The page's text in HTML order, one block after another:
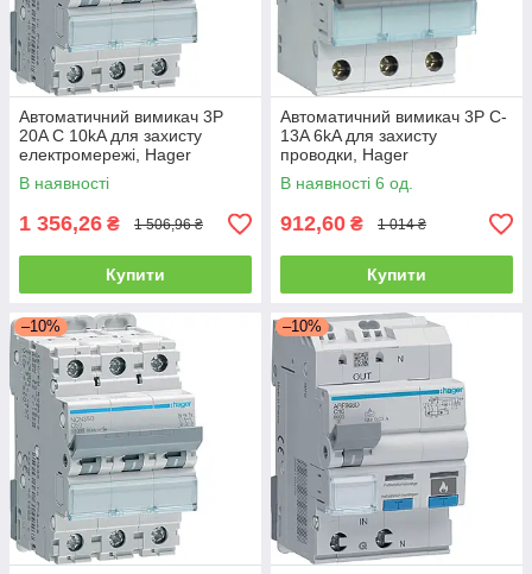
Автоматичний вимикач 3P
20A C 10kA для захисту
електромережі, Hager
В наявності
1 356,26 ₴ 1 506,96 ₴
Купити
Автоматичний вимикач 3P C-
13A 6kA для захисту
проводки, Hager
В наявності 6 од.
912,60 ₴ 1 014 ₴
Купити
–10% –10%